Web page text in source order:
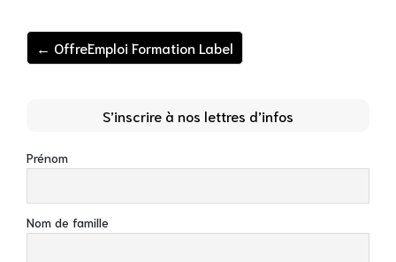
← OffreEmploi Formation Label
S’inscrire à nos lettres d’infos
Prénom
Nom de famille